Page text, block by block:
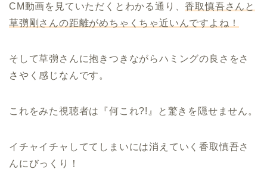
CM動画を見ていただくとわかる通り、香取慎吾さんと
草彅剛さんの距離がめちゃくちゃ近いんですよね！
そして草彅さんに抱きつきながらハミングの良さをさ
さやく感じなんです。
これをみた視聴者は『何これ?!』と驚きを隠せません。
イチャイチャしててしまいには消えていく香取慎吾さ
んにびっくり！